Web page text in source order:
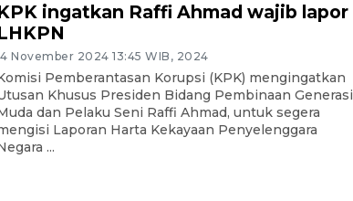
ingatkan Raffi Ahmad wajib lapor
November 2024 13:45 WIB, 2024
Pemberantasan Korupsi (KPK) mengingatkan
Khusus Presiden Bidang Pembinaan Generasi
dan Pelaku Seni Raffi Ahmad, untuk segera
Laporan Harta Kekayaan Penyelenggara
...